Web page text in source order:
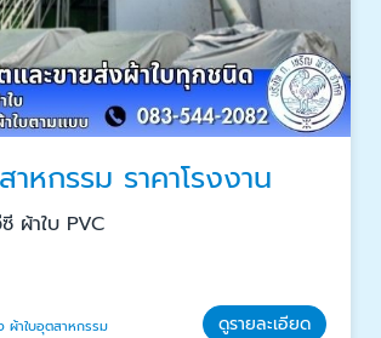
าหกรรม ราคาโรงงาน
ผ้าใบ PVC
ผ้าใบอุตสาหกรรม ดูรายละเอียด